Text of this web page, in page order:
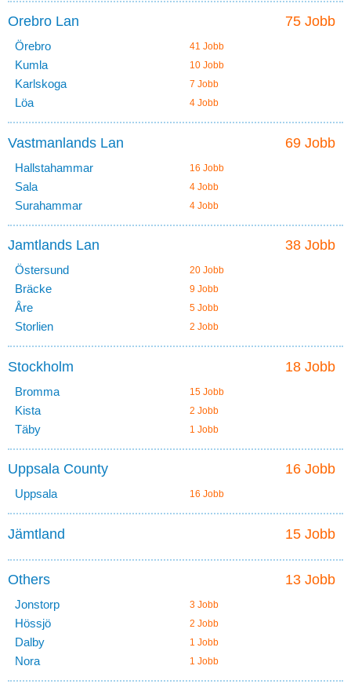
75 Jobb
Orebro Lan
Örebro 41 Jobb
Kumla 10 Jobb
Karlskoga 7 Jobb
Löa 4 Jobb
69 Jobb
Vastmanlands Lan
Hallstahammar 16 Jobb
Sala 4 Jobb
Surahammar 4 Jobb
38 Jobb
Jamtlands Lan
Östersund 20 Jobb
Bräcke 9 Jobb
Åre 5 Jobb
Storlien 2 Jobb
18 Jobb
Stockholm
Bromma 15 Jobb
Kista 2 Jobb
Täby 1 Jobb
16 Jobb
Uppsala County
Uppsala 16 Jobb
15 Jobb
Jämtland
13 Jobb
Others
Jonstorp 3 Jobb
Hössjö 2 Jobb
Dalby 1 Jobb
Nora 1 Jobb